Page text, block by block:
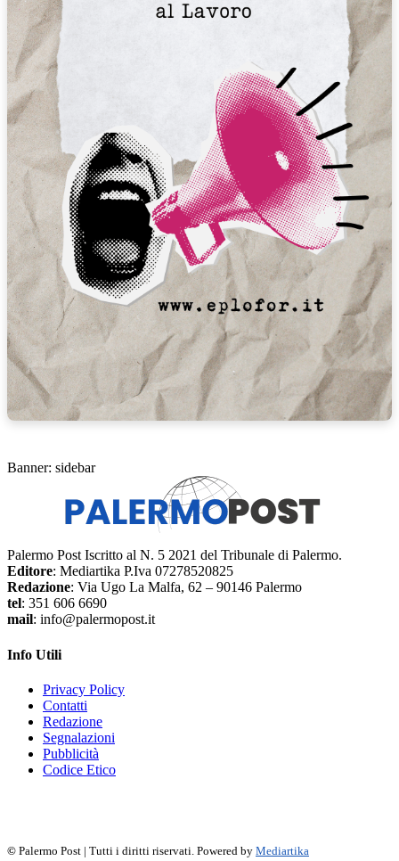
Banner: sidebar
Palermo Post Iscritto al N. 5 2021 del Tribunale di Palermo.
Editore: Mediartika P.Iva 07278520825
Redazione: Via Ugo La Malfa, 62 – 90146 Palermo
tel: 351 606 6690
mail: info@palermopost.it
Info Utili
Privacy Policy
Contatti
Redazione
Segnalazioni
Pubblicità
Codice Etico
© Palermo Post | Tutti i diritti riservati. Powered by Mediartika